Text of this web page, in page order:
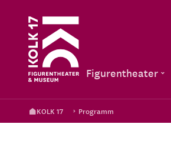
Figurentheater
KOLK 17 Programm